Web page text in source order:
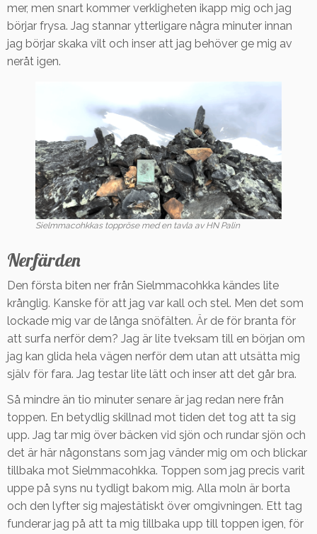
mer, men snart kommer verkligheten ikapp mig och jag
börjar frysa. Jag stannar ytterligare några minuter innan
jag börjar skaka vilt och inser att jag behöver ge mig av
neråt igen.
Sielmmacohkkas toppröse med en tavla av HN Palin
Nerfärden
Den första biten ner från Sielmmacohkka kändes lite
krånglig. Kanske för att jag var kall och stel. Men det som
lockade mig var de långa snöfälten. Är de för branta för
att surfa nerför dem? Jag är lite tveksam till en början om
jag kan glida hela vägen nerför dem utan att utsätta mig
själv för fara. Jag testar lite lätt och inser att det går bra.
Så mindre än tio minuter senare är jag redan nere från
toppen. En betydlig skillnad mot tiden det tog att ta sig
upp. Jag tar mig över bäcken vid sjön och rundar sjön och
det är här någonstans som jag vänder mig om och blickar
tillbaka mot Sielmmacohkka. Toppen som jag precis varit
uppe på syns nu tydligt bakom mig. Alla moln är borta
och den lyfter sig majestätiskt över omgivningen. Ett tag
funderar jag på att ta mig tillbaka upp till toppen igen, för